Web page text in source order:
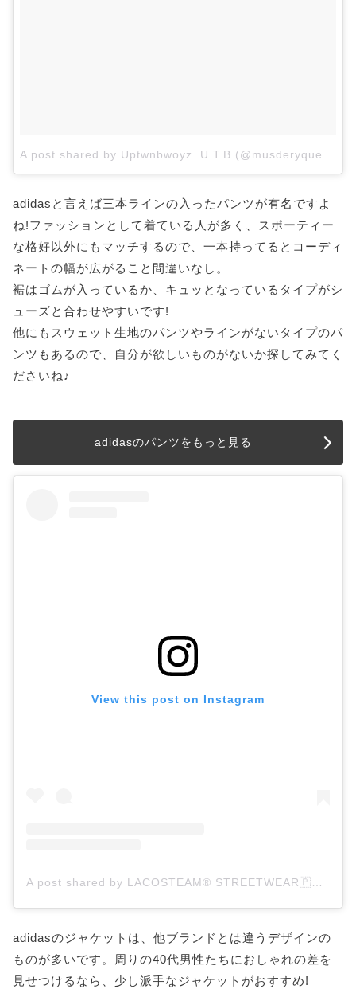
adidasと言えば三本ラインの入ったパンツが有名ですよ
ね!ファッションとして着ている人が多く、スポーティー
な格好以外にもマッチするので、一本持ってるとコーディ
ネートの幅が広がること間違いなし。
裾はゴムが入っているか、キュッとなっているタイプがシ
ューズと合わせやすいです!
他にもスウェット生地のパンツやラインがないタイプのパ
ンツもあるので、自分が欲しいものがないか探してみてく
ださいね♪
adidasのパンツをもっと見る
View this post on Instagram
A post shared by LACOSTEAM® STREETWEAR🇵🇹 (@lacosteam.pt)
adidasのジャケットは、他ブランドとは違うデザインの
ものが多いです。周りの40代男性たちにおしゃれの差を
見せつけるなら、少し派手なジャケットがおすすめ!